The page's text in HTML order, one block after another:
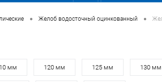
• Желоб водосточный оцинкованный •
мм 120 мм 125 мм 130 мм